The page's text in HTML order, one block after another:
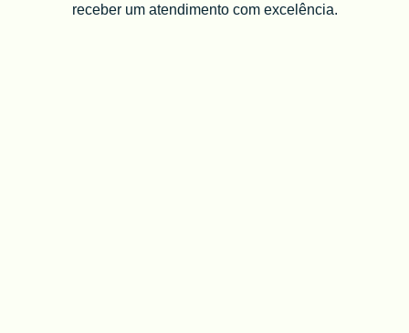
receber um atendimento com excelência.